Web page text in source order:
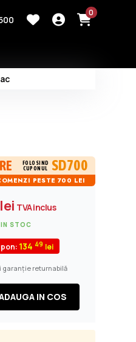
0
FOLOSIND
CUPONUL
SD700
PESTE 700 LEI
TVA inclus
IN STOC
134 49
garanție returnabilă
IN COS